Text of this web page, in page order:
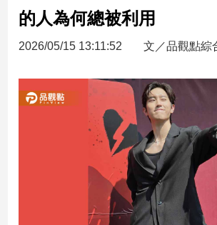
財
新
產
經/
的人為何總被利用
2026/05/15 13:11:52 文／品觀點綜